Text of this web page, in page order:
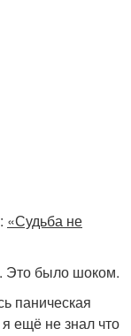
«Судьба не
Это было шоком.
паническая
ещё не знал что